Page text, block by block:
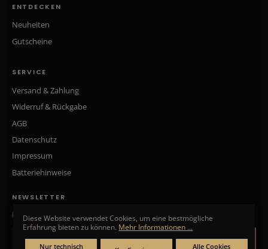
ENTDECKEN
Neuheiten
Gutscheine
SERVICE
Versand & Zahlung
Widerruf & Rückgabe
AGB
Datenschutz
Impressum
Batteriehinweise
NEWSLETTER
Neue Kollektionen, exklusive Angebote & Aktionen direkt in Ihr Postfach.
ANMELDEN
Diese Website verwendet Cookies, um eine bestmögliche
Erfahrung bieten zu können. Mehr Informationen ...
Nur technisch Alle Cookies